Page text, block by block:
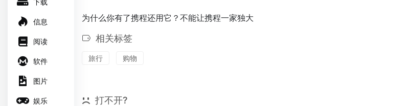
下载
信息
阅读
软件
图片
娱乐
为什么你有了携程还用它？不能让携程一家独大
相关标签
旅行 购物
打不开?